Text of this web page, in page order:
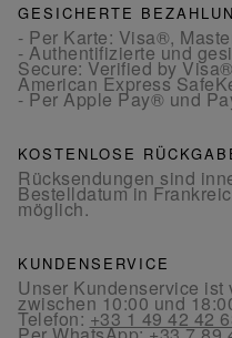
GESICHERTE
- Per Karte: Visa®,
- Authentifizierte und
Secure: Verified by
American Express
- Per Apple Pay® und
KOSTENLOSE
Rücksendungen sind
Bestelldatum in
möglich.
KUNDENSERVICE
Unser Kundenservice ist
zwischen 10:00 und
Telefon:+33 1 49 42 42